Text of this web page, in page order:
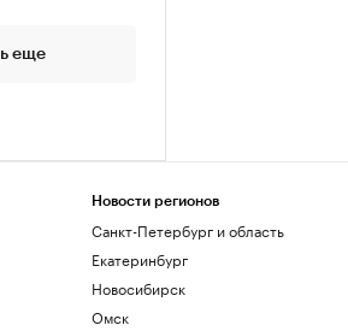
еще
Новости регионов
Санкт-Петербург и область
Екатеринбург
Новосибирск
Омск